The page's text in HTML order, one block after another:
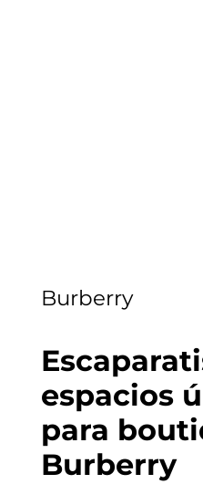
Burberry
espacios
para
Burberry